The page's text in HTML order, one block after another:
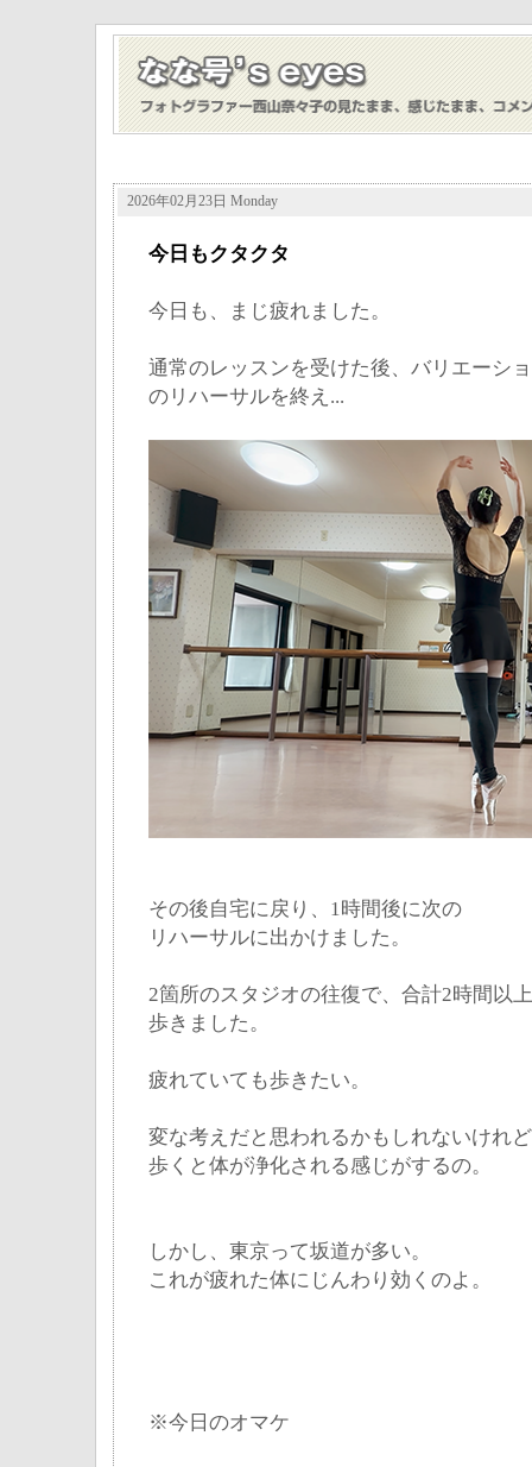
2026年02月23日 Monday
今日もクタクタ
今日も、まじ疲れました。
通常のレッスンを受けた後、バリエーシ
のリハーサルを終え...
その後自宅に戻り、1時間後に次の
リハーサルに出かけました。
2箇所のスタジオの往復で、合計2時間以上
歩きました。
疲れていても歩きたい。
変な考えだと思われるかもしれないけれ
歩くと体が浄化される感じがするの。
しかし、東京って坂道が多い。
これが疲れた体にじんわり効くのよ。
※今日のオマケ